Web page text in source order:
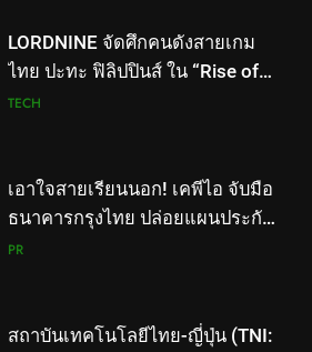
ให้กลายเป็นโรงเรียนแห่งความหวัง
ไทย ปะทะ ฟิลิปปินส์ ใน “Rise of
the Tenth Lord” เปิดสงครามกิลด์
ข้ามประเทศ ฉลองเซิร์ฟเวอร์ใหม่
TECH
ธนาคารกรุงไทย ปล่อยแผนประกัน
“GEN U INTER” ยกระดับความ
คุ้มครองค่ารักษาเจ็บป่วย-อุบัติเหตุ
PR
Thai-Nichi) ฉลองครบรอบ 19ปี จัด